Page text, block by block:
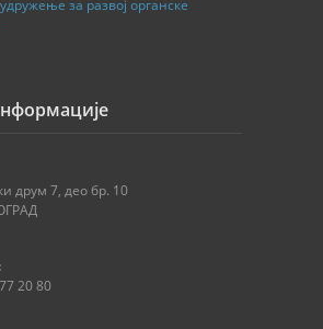
за развој органске
друм 7, део бр. 10
20 80